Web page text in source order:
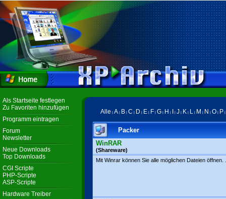
Als Startseite festlegen
Zu Favoriten hinzufügen
Programm eintragen
Forum
Newsletter
Neue Downloads
Top Downloads
CGI Scripte
PHP-Scripte
ASP-Scripte
Hardware Treiber
Alle A B C D E F G H J K L M N O P
Packer
WinRAR
(Shareware)
Mit Winrar können Sie alle möglichen Dateien öffnen.